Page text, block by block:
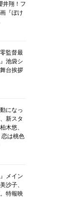
井翔！フ
『ぼけ
監督最
池袋シ
台挨拶
になっ
新スタ
木悠、
恋は桃色
メイン
沙子、
特報映